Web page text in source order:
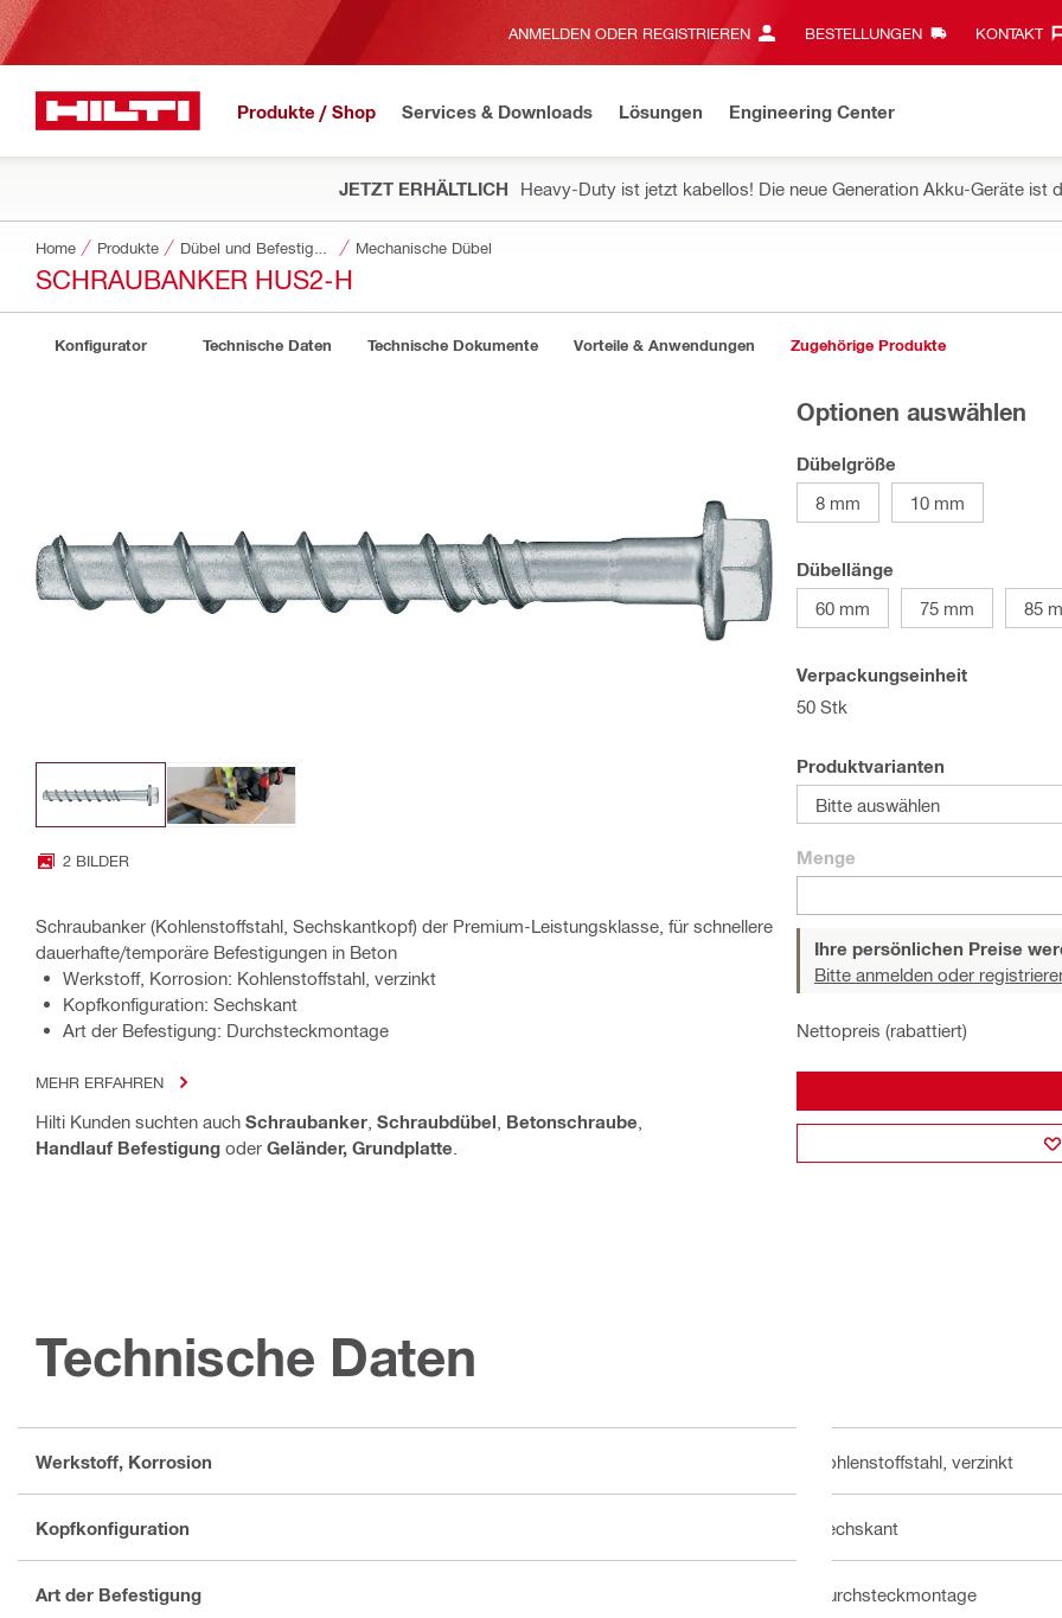
ANMELDEN ODER REGISTRIEREN BESTELLUNGEN KONTAKT‎
Produkte / Shop Services & Downloads Lösungen Engineering Center
JETZT ERHÄLTLICH Heavy-Duty ist jetzt kabellos! Die neue Generation Akku-Geräte ist
Home Produkte Mechanische Dübel
SCHRAUBANKER HUS2-H
Konfigurator Technische Daten Technische Dokumente Vorteile & Anwendungen Zugehörige Produkte
2 BILDER
Schraubanker (Kohlenstoffstahl, Sechskantkopf) der Premium-Leistungsklasse, für schnellere
dauerhafte/temporäre Befestigungen in Beton
Werkstoff, Korrosion: Kohlenstoffstahl, verzinkt
Kopfkonfiguration: Sechskant
Art der Befestigung: Durchsteckmontage
MEHR ERFAHREN
Hilti Kunden suchten auch Schraubanker Schraubdübel Betonschraube
Handlauf Befestigung oder Geländer, Grundplatte
Optionen auswählen
Dübelgröße
8 mm
10 mm
Dübellänge
60 mm
75 mm 85
Verpackungseinheit
50 Stk
Produktvarianten
Bitte auswählen
Menge
Ihre persönlichen Preise
Bitte anmelden oder
Nettopreis (rabattiert)
Technische Daten
Werkstoff, Korrosion Kohlenstoffstahl, verzinkt
Kopfkonfiguration Sechskant
Art der Befestigung Durchsteckmontage